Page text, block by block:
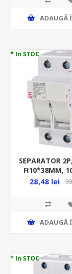
ADAUGĂ
* In STOC
SEPARATOR
FI10*38MM,
MAX 25A,
28,48 lei
ADAUGĂ
* In STOC